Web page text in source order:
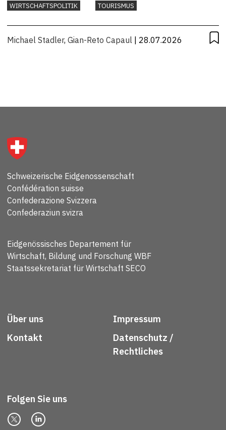
WIRTSCHAFTSPOLITIK TOURISMUS
Michael Stadler, Gian-Reto Capaul | 28.07.2026
Schweizerische Eidgenossenschaft
Confédération suisse
Confederazione Svizzera
Confederaziun svizra
Eidgenössisches Departement für
Wirtschaft, Bildung und Forschung WBF
Staatssekretariat für Wirtschaft SECO
Über uns
Kontakt
Impressum
Datenschutz /
Rechtliches
Folgen Sie uns